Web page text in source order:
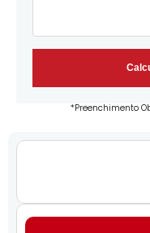
*Preenchimento